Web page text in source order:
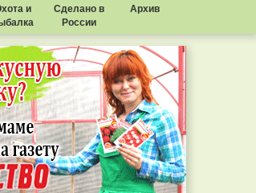
и
Сделано в
России
Архив